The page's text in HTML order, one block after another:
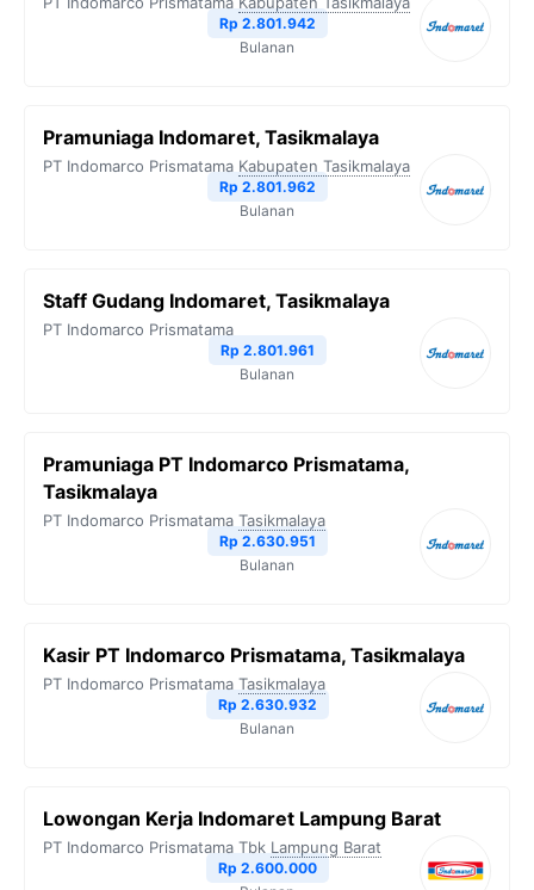
Rp 2.801.942
Bulanan
Pramuniaga Indomaret, Tasikmalaya
PT Indomarco Prismatama Kabupaten Tasikmalaya
Rp 2.801.962
Bulanan
Staff Gudang Indomaret, Tasikmalaya
PT Indomarco Prismatama
Rp 2.801.961
Bulanan
Pramuniaga PT Indomarco Prismatama,
Tasikmalaya
PT Indomarco Prismatama Tasikmalaya
Rp 2.630.951
Bulanan
Kasir PT Indomarco Prismatama, Tasikmalaya
PT Indomarco Prismatama Tasikmalaya
Rp 2.630.932
Bulanan
Lowongan Kerja Indomaret Lampung Barat
PT Indomarco Prismatama Tbk Lampung Barat
Rp 2.600.000